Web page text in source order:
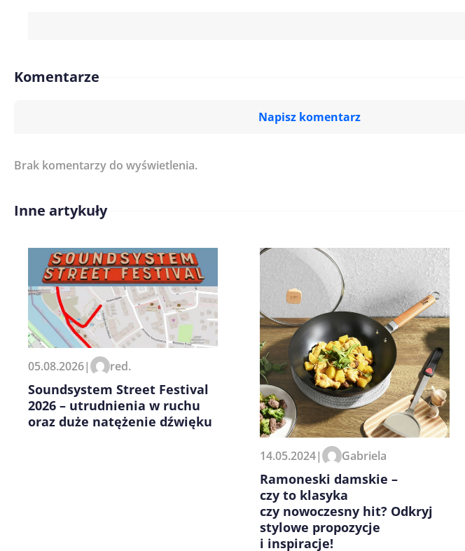
Komentarze
Napisz komentarz
Imię/ Nick*
Zapamiętaj moje dane w tej przeglądarce podczas pisania
kolejnych komentarzy.
Brak komentarzy do wyświetlenia.
Inne artykuły
05.08.2026| red.
Soundsystem Street Festival
2026 – utrudnienia w ruchu
oraz duże natężenie dźwięku
14.05.2024| Gabriela
Ramoneski damskie –
czy to klasyka
czy nowoczesny hit? Odkryj
stylowe propozycje
i inspiracje!